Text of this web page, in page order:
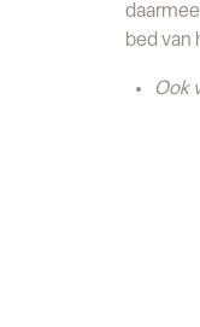
bed van
Ook